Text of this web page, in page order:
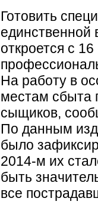
Готовить
откроется с
На работу в
местам сбыта
сыщиков,
По данным
было
2014-м их
быть
все